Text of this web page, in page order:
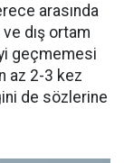
arasında
dış ortam
geçmemesi
az 2-3 kez
de sözlerine